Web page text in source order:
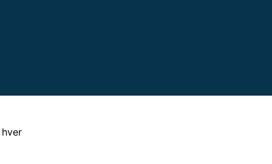
og planer